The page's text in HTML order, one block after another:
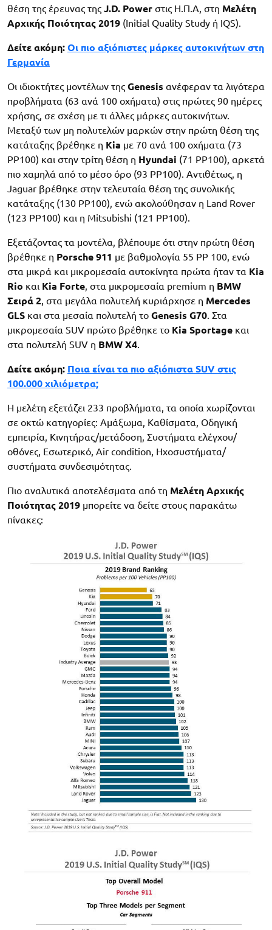
θέση της έρευνας της J.D. Power στις Η.Π.Α, στη Μελέτη
Αρχικής Ποιότητας 2019 (Initial Quality Study ή IQS).
Δείτε ακόμη: Οι πιο αξιόπιστες μάρκες αυτοκινήτων στη
Γερμανία
Οι ιδιοκτήτες μοντέλων της Genesis ανέφεραν τα λιγότερα
προβλήματα (63 ανά 100 οχήματα) στις πρώτες 90 ημέρες
χρήσης, σε σχέση με τι άλλες μάρκες αυτοκινήτων.
Μεταξύ των μη πολυτελών μαρκών στην πρώτη θέση της
κατάταξης βρέθηκε η Kia με 70 ανά 100 οχήματα (73
PP100) και στην τρίτη θέση η Hyundai (71 PP100), αρκετά
πιο χαμηλά από το μέσο όρο (93 PP100). Αντιθέτως, η
Jaguar βρέθηκε στην τελευταία θέση της συνολικής
κατάταξης (130 PP100), ενώ ακολούθησαν η Land Rover
(123 PP100) και η Mitsubishi (121 PP100).
Εξετάζοντας τα μοντέλα, βλέπουμε ότι στην πρώτη θέση
βρέθηκε η Porsche 911 με βαθμολογία 55 PP 100, ενώ
στα μικρά και μικρομεσαία αυτοκίνητα πρώτα ήταν τα Kia
Rio και Kia Forte, στα μικρομεσαία premium η BMW
Σειρά 2, στα μεγάλα πολυτελή κυριάρχησε η Mercedes
GLS και στα μεσαία πολυτελή το Genesis G70. Στα
μικρομεσαία SUV πρώτο βρέθηκε το Kia Sportage και
στα πολυτελή SUV η BMW X4.
Δείτε ακόμη: Ποια είναι τα πιο αξιόπιστα SUV στις
100.000 χιλιόμετρα;
Η μελέτη εξετάζει 233 προβλήματα, τα οποία χωρίζονται
σε οκτώ κατηγορίες: Αμάξωμα, Καθίσματα, Οδηγική
εμπειρία, Κινητήρας/μετάδοση, Συστήματα ελέγχου/
οθόνες, Εσωτερικό, Air condition, Ηχοσυστήματα/
συστήματα συνδεσιμότητας.
Πιο αναλυτικά αποτελέσματα από τη Μελέτη Αρχικής
Ποιότητας 2019 μπορείτε να δείτε στους παρακάτω
πίνακες: